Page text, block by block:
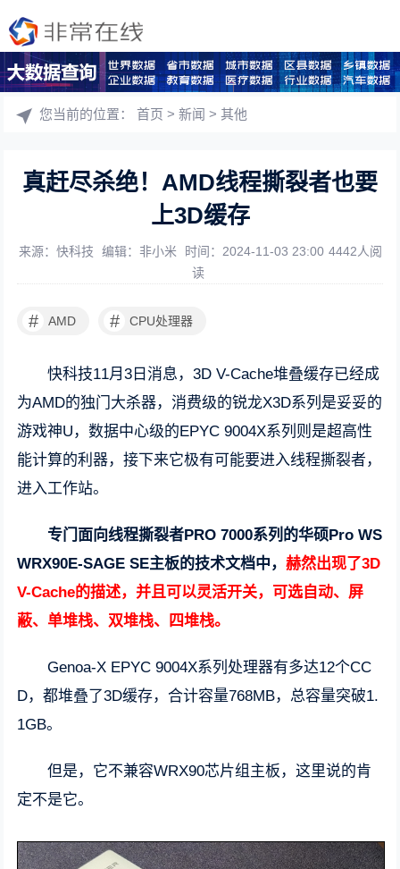
您当前的位置：首页 >新闻 >其他
真赶尽杀绝！AMD线程撕裂者也要
上3D缓存
来源：快科技 编辑：非小米 时间：2024-11-03 23:00 4442人阅
读
# AMD # CPU处理器
快科技11月3日消息，3D V-Cache堆叠缓存已经成
为AMD的独门大杀器，消费级的锐龙X3D系列是妥妥的
游戏神U，数据中心级的EPYC 9004X系列则是超高性
能计算的利器，接下来它极有可能要进入线程撕裂者，
进入工作站。
专门面向线程撕裂者PRO 7000系列的华硕Pro WS
WRX90E-SAGE SE主板的技术文档中，赫然出现了3D
V-Cache的描述，并且可以灵活开关，可选自动、屏
蔽、单堆栈、双堆栈、四堆栈。
Genoa-X EPYC 9004X系列处理器有多达12个CC
D，都堆叠了3D缓存，合计容量768MB，总容量突破1.
1GB。
但是，它不兼容WRX90芯片组主板，这里说的肯
定不是它。